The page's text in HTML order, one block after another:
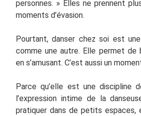
personnes. » Elles ne prennent
moments d’évasion.
Pourtant, danser chez soi est
comme une autre. Elle permet de
en s’amusant. C’est aussi un
Parce qu’elle est une discipline
l’expression intime de la
pratiquer dans de petits espaces,